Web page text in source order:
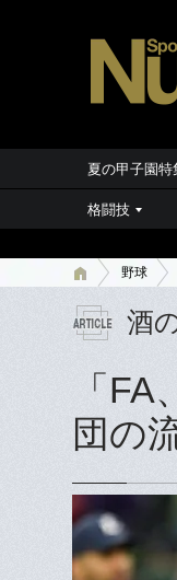
夏の甲子園特
格闘技
野球
酒
「
団の